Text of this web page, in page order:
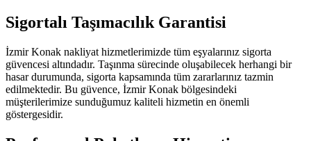
Sigortalı Taşımacılık Garantisi
İzmir Konak nakliyat hizmetlerimizde tüm eşyalarınız sigorta
güvencesi altındadır. Taşınma sürecinde oluşabilecek herhangi bir
hasar durumunda, sigorta kapsamında tüm zararlarınız tazmin
edilmektedir. Bu güvence, İzmir Konak bölgesindeki
müşterilerimize sunduğumuz kaliteli hizmetin en önemli
göstergesidir.